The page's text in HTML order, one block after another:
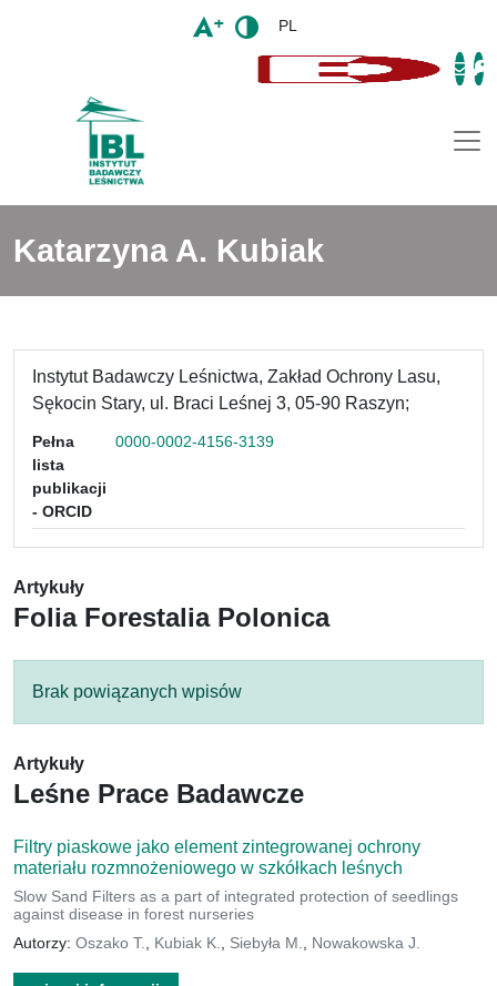
PL
Katarzyna A. Kubiak
Instytut Badawczy Leśnictwa, Zakład Ochrony Lasu,
Sękocin Stary, ul. Braci Leśnej 3, 05-90 Raszyn;
Pełna
lista
publikacji
- ORCID
0000-0002-4156-3139
Artykuły
Folia Forestalia Polonica
Brak powiązanych wpisów
Artykuły
Leśne Prace Badawcze
Filtry piaskowe jako element zintegrowanej ochrony
materiału rozmnożeniowego w szkółkach leśnych
Slow Sand Filters as a part of integrated protection of seedlings
against disease in forest nurseries
Autorzy: Oszako T. Kubiak K. Siebyła M. Nowakowska J.